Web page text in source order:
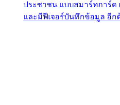
ประชาชน แบบสมาร์ทการ์ด
และมีฟีเจอร์บันทึกข้อมูล อีก